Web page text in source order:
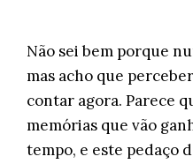
Não sei bem porque
mas acho que
contar agora. Parece
memórias que vão
tempo, e este pedaço